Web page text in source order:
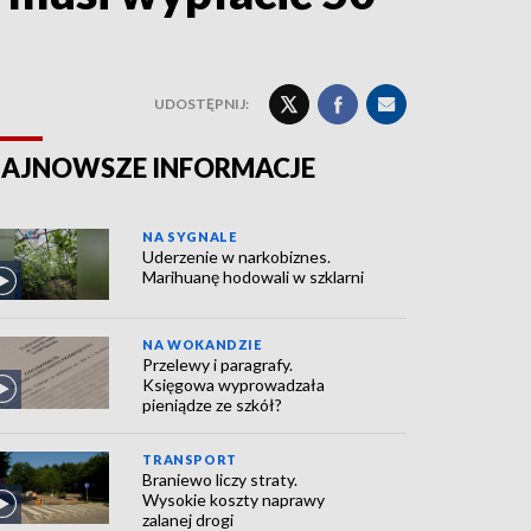
UDOSTĘPNIJ:
INFORMACJE
NA SYGNALE
Uderzenie w narkobiznes.
Marihuanę hodowali w szklarni
NA WOKANDZIE
Przelewy i paragrafy.
Księgowa wyprowadzała
pieniądze ze szkół?
TRANSPORT
Braniewo liczy straty.
Wysokie koszty naprawy
zalanej drogi